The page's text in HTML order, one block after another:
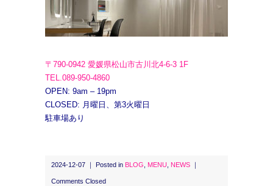
〒790-0942 愛媛県松山市古川北4-6-3 1F
TEL.089-950-4860
OPEN: 9am – 19pm
CLOSED: 月曜日、第3火曜日
駐車場あり
2024-12-07 ｜ Posted in BLOG MENU NEWS
Comments Closed